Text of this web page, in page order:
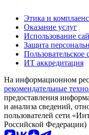
Этика и комплаенс
Оказание услуг
Использование
Защита
Пользовательское
ИТ аккредитация
На информационном
рекомендательные
предоставления
и анализа сведений,
пользователей сети
Российской Федерации)